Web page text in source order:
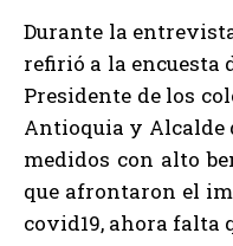
Durante la
refirió a la encuesta
Presidente de los
Antioquia y Alcalde
medidos con alto
que afrontaron el
covid19, ahora falta